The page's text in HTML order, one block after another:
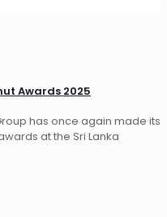
Awards 2025
has once again made its
at the Sri Lanka